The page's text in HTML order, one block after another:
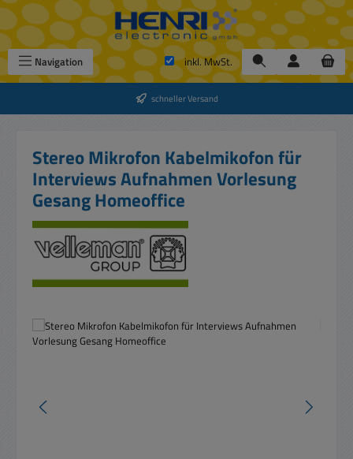
Zum Hauptinhalt springen
Navigation inkl. MwSt.
schneller Versand
Stereo Mikrofon Kabelmikofon für
Interviews Aufnahmen Vorlesung
Gesang Homeoffice
Bildergalerie überspringen